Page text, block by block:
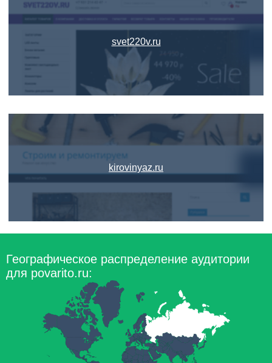
svet220v.ru
kirovinyaz.ru
Географическое распределение аудитории
для povarito.ru: